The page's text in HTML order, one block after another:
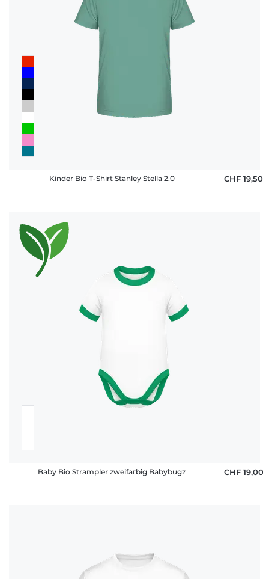
Kinder Bio T-Shirt Stanley Stella 2.0 CHF 19,50
Baby Bio Strampler zweifarbig Babybugz CHF 19,00